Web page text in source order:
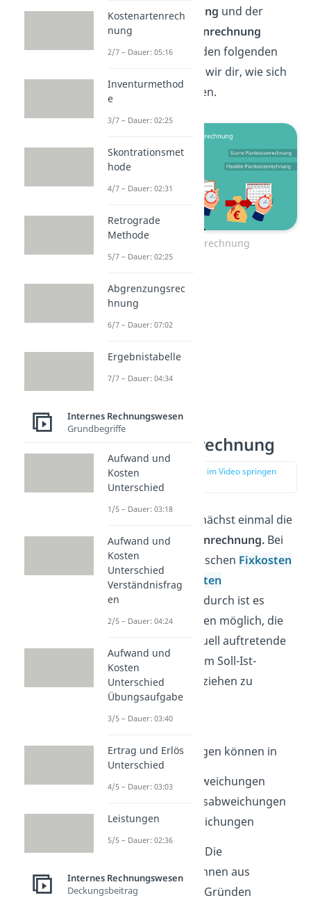
Plankostenrechnung und der
starren
Plankostenrechnung
differenzieren. In den folgenden
Absätzen erklären wir dir, wie sich
diese unterscheiden.
Plankostenrechnung
Flexible
Plankostenrechnung
zur Stelle im Video springen
Betrachten wir zunächst einmal die
flexible Plankostenrechnung.Bei
dieser Art wird zwischen Fixkosten
undvariablen Kosten
unterschieden. Dadurch ist es
einem Unternehmen möglich, die
Ursache für eventuell auftretende
Abweichungen beim Soll-Ist-
Vergleich nachvollziehen zu
können.
Kostenabweichungen können in
Verbrauchsabweichungen
Beschäftigungsabweichungen
und Preisabweichungen
unterteilt werden. Die
Abweichungen können aus
unterschiedlichen Gründen
Kostenartenrech
nung
2/7 – Dauer: 05:16
Inventurmethod
e
3/7 – Dauer: 02:25
Skontrationsmet
hode
4/7 – Dauer: 02:31
Retrograde
Methode
5/7 – Dauer: 02:25
Abgrenzungsrec
hnung
6/7 – Dauer: 07:02
Ergebnistabelle
7/7 – Dauer: 04:34
Internes Rechnungswesen
Grundbegriffe
Aufwand und
Kosten
Unterschied
1/5 – Dauer: 03:18
Aufwand und
Kosten
Unterschied
Verständnisfrag
en
2/5 – Dauer: 04:24
Aufwand und
Kosten
Unterschied
Übungsaufgabe
3/5 – Dauer: 03:40
Ertrag und Erlös
Unterschied
4/5 – Dauer: 03:03
Leistungen
5/5 – Dauer: 02:36
Internes Rechnungswesen
Deckungsbeitrag